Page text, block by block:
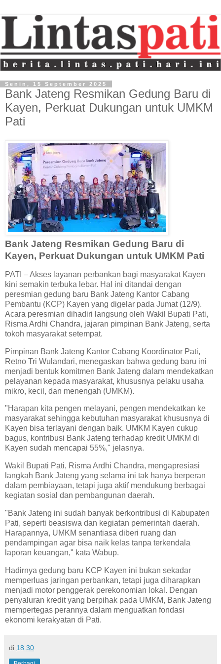
Senin, 15 September 2025
Bank Jateng Resmikan Gedung Baru di
Kayen, Perkuat Dukungan untuk UMKM
Pati
Bank Jateng Resmikan Gedung Baru di
Kayen, Perkuat Dukungan untuk UMKM Pati
PATI – Akses layanan perbankan bagi masyarakat Kayen
kini semakin terbuka lebar. Hal ini ditandai dengan
peresmian gedung baru Bank Jateng Kantor Cabang
Pembantu (KCP) Kayen yang digelar pada Jumat (12/9).
Acara peresmian dihadiri langsung oleh Wakil Bupati Pati,
Risma Ardhi Chandra, jajaran pimpinan Bank Jateng, serta
tokoh masyarakat setempat.
Pimpinan Bank Jateng Kantor Cabang Koordinator Pati,
Retno Tri Wulandari, menegaskan bahwa gedung baru ini
menjadi bentuk komitmen Bank Jateng dalam mendekatkan
pelayanan kepada masyarakat, khususnya pelaku usaha
mikro, kecil, dan menengah (UMKM).
"Harapan kita pengen melayani, pengen mendekatkan ke
masyarakat sehingga kebutuhan masyarakat khususnya di
Kayen bisa terlayani dengan baik. UMKM Kayen cukup
bagus, kontribusi Bank Jateng terhadap kredit UMKM di
Kayen sudah mencapai 55%," jelasnya.
Wakil Bupati Pati, Risma Ardhi Chandra, mengapresiasi
langkah Bank Jateng yang selama ini tak hanya berperan
dalam pembiayaan, tetapi juga aktif mendukung berbagai
kegiatan sosial dan pembangunan daerah.
"Bank Jateng ini sudah banyak berkontribusi di Kabupaten
Pati, seperti beasiswa dan kegiatan pemerintah daerah.
Harapannya, UMKM senantiasa diberi ruang dan
pendampingan agar bisa naik kelas tanpa terkendala
laporan keuangan," kata Wabup.
Hadirnya gedung baru KCP Kayen ini bukan sekadar
memperluas jaringan perbankan, tetapi juga diharapkan
menjadi motor penggerak perekonomian lokal. Dengan
penyaluran kredit yang berpihak pada UMKM, Bank Jateng
mempertegas perannya dalam menguatkan fondasi
ekonomi kerakyatan di Pati.
di 18.30